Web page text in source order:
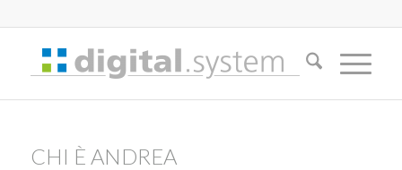
CHI È ANDREA